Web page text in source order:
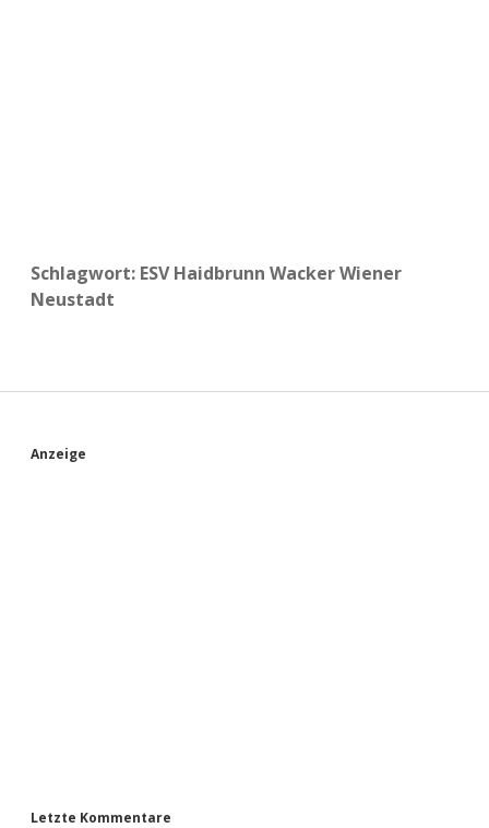
Schlagwort: ESV Haidbrunn Wacker Wiener
Neustadt
S
Anzeige
Letzte Kommentare